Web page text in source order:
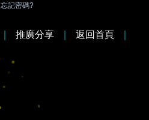
忘記密碼?